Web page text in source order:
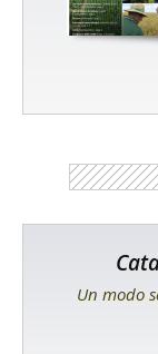
Un modo